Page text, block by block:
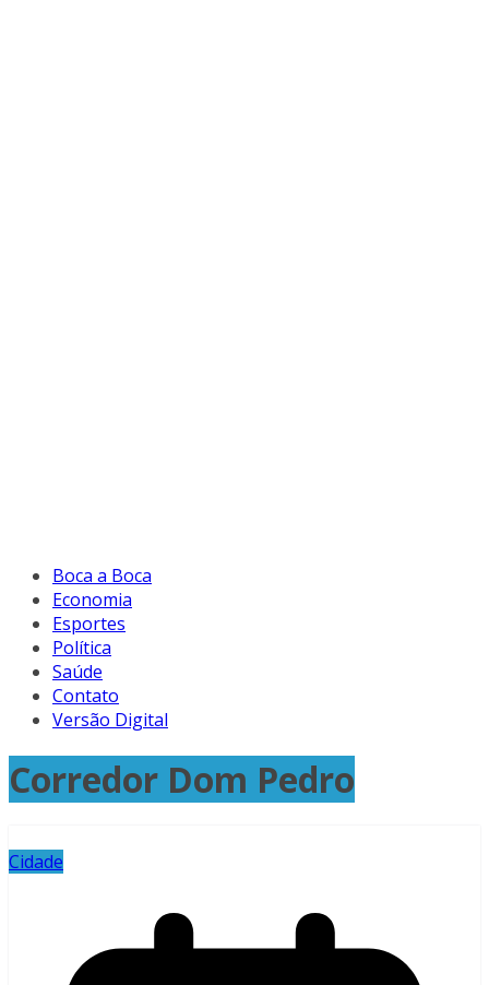
Boca a Boca
Economia
Esportes
Política
Saúde
Contato
Versão Digital
Corredor Dom Pedro
Cidade